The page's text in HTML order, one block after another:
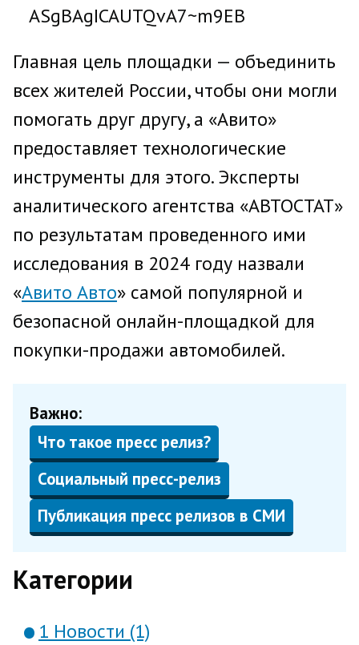
ASgBAgICAUTQvA7~m9EB
Главная цель площадки — объединить
всех жителей России, чтобы они могли
помогать друг другу, а «Авито»
предоставляет технологические
инструменты для этого. Эксперты
аналитического агентства «АВТОСТАТ»
по результатам проведенного ими
исследования в 2024 году назвали
«Авито Авто» самой популярной и
безопасной онлайн-площадкой для
покупки-продажи автомобилей.
Важно:
Что такое пресс релиз?
Социальный пресс-релиз
Публикация пресс релизов в СМИ
Категории
1 Новости (1)